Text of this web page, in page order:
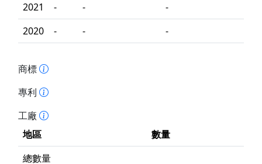
2021
- -
-
2020
- - -
商標
專利
工廠
地區
數量
總數量